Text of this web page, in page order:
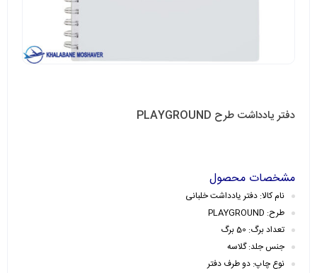
دفتر یادداشت طرح PLAYGROUND
مشخصات محصول
نام کالا: دفتر یادداشت خلبانی
طرح: PLAYGROUND
تعداد برگ: 50 برگ
جنس جلد: گلاسه
نوع چاپ: دو طرف دفتر